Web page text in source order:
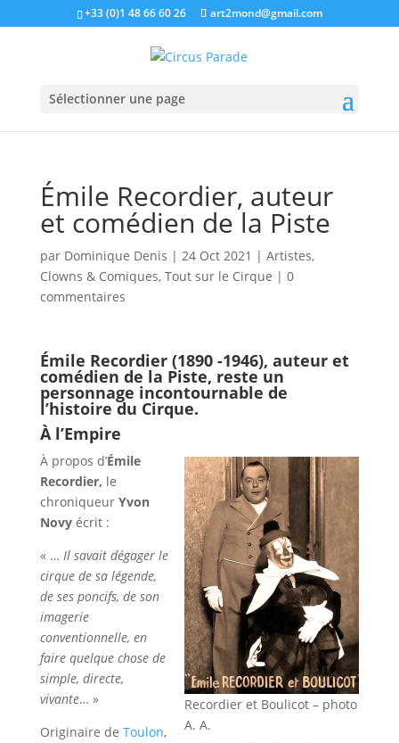
+33 (0)1 48 66 60 26 art2mond@gmail.com
Sélectionner une page
Émile Recordier, auteur
et comédien de la Piste
par Dominique Denis | 24 Oct 2021 | Artistes,
Clowns & Comiques, Tout sur le Cirque | 0
commentaires
Émile Recordier (1890 -1946), auteur et
comédien de la Piste, reste un
personnage incontournable de
l’histoire du Cirque.
À l’Empire
Recordier et Boulicot – photo
A. A.
À propos d’Émile
Recordier, le
chroniqueur Yvon
Novyécrit :
« … Il savait dégager le
cirque de sa légende,
de ses poncifs, de son
imagerie
conventionnelle, en
faire quelque chose de
simple, directe,
vivante… »
Originaire de Toulon,